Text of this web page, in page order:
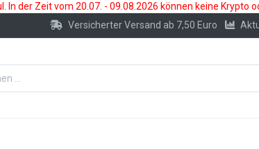
der Zeit vom 20.07. - 09.08.2026 können keine
Versicherter Versand ab 7,50 Euro